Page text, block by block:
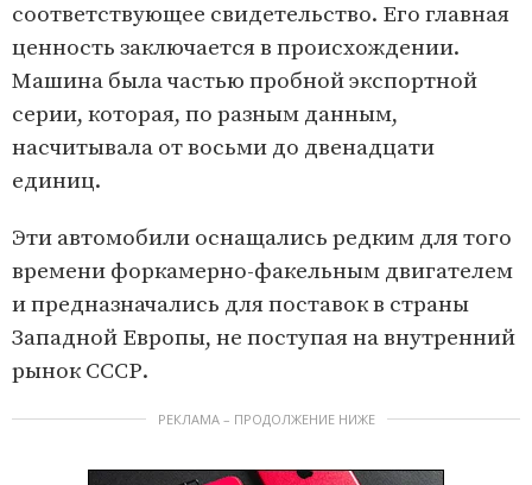
соответствующее свидетельство. Его главная
ценность заключается в происхождении.
Машина была частью пробной экспортной
серии, которая, по разным данным,
насчитывала от восьми до двенадцати
единиц.
Эти автомобили оснащались редким для того
времени форкамерно-факельным двигателем
и предназначались для поставок в страны
Западной Европы, не поступая на внутренний
рынок СССР.
РЕКЛАМА – ПРОДОЛЖЕНИЕ НИЖЕ